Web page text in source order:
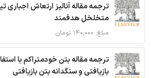
ترجمه مقاله آنالیز ارتعاش اجباری
متخلخل هدفمند
مبلغ: ۱۴۰,۰۰۰ تومان
ترجمه مقاله بتن خودمتراکم با
بازیافتی و سنگدانه بتن بازیافتی